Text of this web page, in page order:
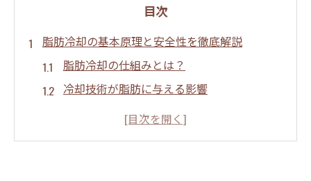
目次
脂肪冷却の基本原理と安全性を徹底解説
脂肪冷却の仕組みとは？
冷却技術が脂肪に与える影響
脂肪冷却がもたらす安全性の理由